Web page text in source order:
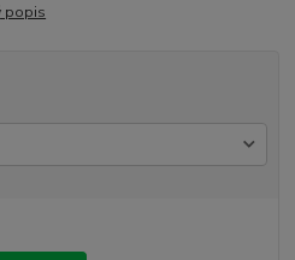
popis